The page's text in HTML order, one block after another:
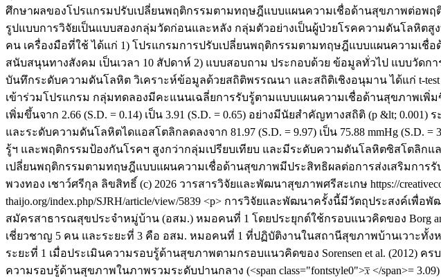
ศึกษาผลของโปรแกรมปรับเปลี่ยนพฤติกรรมตามทฤษฎีแบบแผนความเชื่อด้านสุขภาพต่อพ
รูปแบบการวิจัยเป็นแบบสองกลุ่มวัดก่อนและหลัง กลุ่มตัวอย่างเป็นผู้ป่วยโรคความดันโลหิต
คน เครื่องมือที่ใช้ ได้แก่ 1) โปรแกรมการปรับเปลี่ยนพฤติกรรมตามทฤษฎีแบบแผนความเ
สนับสนุนทางสังคม เป็นเวลา 10 สัปดาห์ 2) แบบสอบถาม ประกอบด้วย ข้อมูลทั่วไป แบบวั
บันทึกระดับความดันโลหิต วิเคราะห์ข้อมูลด้วยสถิติพรรณนา และสถิติเชิงอนุมาน ได้แก่ t-
เข้าร่วมโปรแกรม กลุ่มทดลองมีคะแนนเฉลี่ยการรับรู้ตามแบบแผนความเชื่อด้านสุขภาพเพิ่ม
เพิ่มขึ้นจาก 2.66 (S.D. = 0.14) เป็น 3.91 (S.D. = 0.65) อย่างมีนัยสำคัญทางสถิติ (p &lt; 0.001)
และระดับความดันโลหิตไดแอสโตลิกลดลงจาก 81.97 (S.D. = 9.97) เป็น 75.88 mmHg
รู้ฯ และพฤติกรรมป้องกันโรคฯ สูงกว่ากลุ่มเปรียบเทียบ และมีระดับความดันโลหิตซิสโตลิก
เปลี่ยนพฤติกรรมตามทฤษฎีแบบแผนความเชื่อด้านสุขภาพมีประสิทธิผลต่อการส่งเสริมกา
พวงทอง เชาว์ศรีกุล ลิขสิทธิ์ (c) 2026 วารสารวิจัยและพัฒนาสุขภาพศรีสะเกษ https://
thaijo.org/index.php/SJRH/article/view/5839 <p> การวิจัยและพัฒนาครั้งนี้มีวัตถุประสงค์เพื่อ
สมัครสาธารณสุขประจำหมู่บ้าน (อสม.) หมอคนที่ 1 โดยประยุกต์ใช้กรอบแนวคิดของ Borg
เชี่ยวชาญ 5 คน และระยะที่ 3 คือ อสม. หมอคนที่ 1 ที่ปฏิบัติงานในสถานีสุขภาพบ้านเวาะทั้ง
ระยะที่ 1 เมื่อประเมินความรอบรู้ด้านสุขภาพตามกรอบแนวคิดของ Sorensen et al. (2012)
ความรอบรู้ด้านสุขภาพในภาพรวมระดับปานกลาง (<span class="fontstyle0">𝑥̅ </span>=